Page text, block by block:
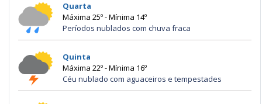
Quarta
Máxima 25º - Mínima 14º
Períodos nublados com chuva fraca
Quinta
Máxima 22º - Mínima 16º
Céu nublado com aguaceiros e tempestades